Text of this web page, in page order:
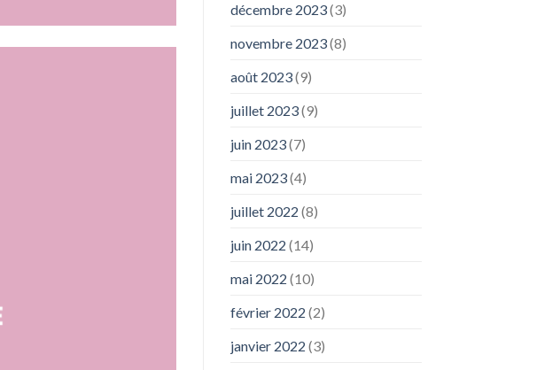
décembre 2023(3)
novembre 2023(8)
août 2023(9)
juillet 2023(9)
juin 2023(7)
mai 2023(4)
juillet 2022 (8)
juin 2022 (14)
mai 2022 (10)
février 2022 (2)
janvier 2022 (3)